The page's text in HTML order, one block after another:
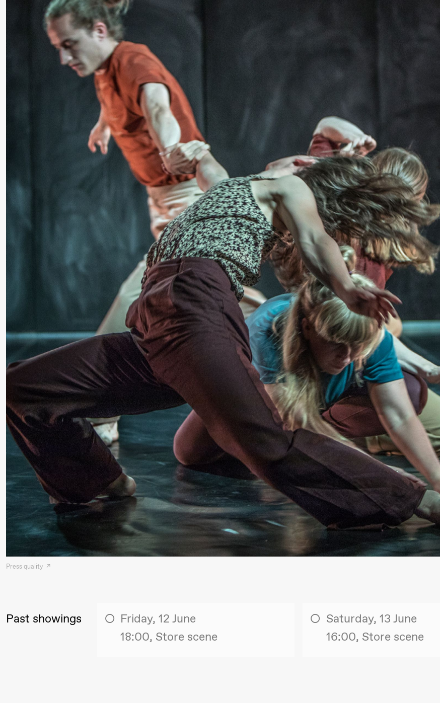
Roll and
Mohamed
Mohamed
Male
Fantasies
Saturday, 22 August
Pia Maria
Mohamed
Male
Lille scene (Black Box teater)
Thursday, 27 August
Mohamed
Mohamed
Male
Fantasies
Lille scene (Black Box teater)
Friday, 28 August
19:00
Pia Maria
Roll and
Mohamed
Mohamed
Male
Fantasies
Lille scene (Black Box teater)
21:00 Boglárka
Börcsök &
Andreas
Store scene (Black Box teater)
20.–29. august 2026
❶ Premiere
Pia Maria Roll and
Mohamed
Mohamed
Male Fantasies
28.–29. august 2026
Boglárka Börcsök
& Andreas Bolm
SUBJOYRIDE
Press quality
Past showings
Friday, 12 June
18:00, Store scene
Saturday, 13 June
16:00, Store scene